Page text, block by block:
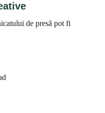
de presă pot fi